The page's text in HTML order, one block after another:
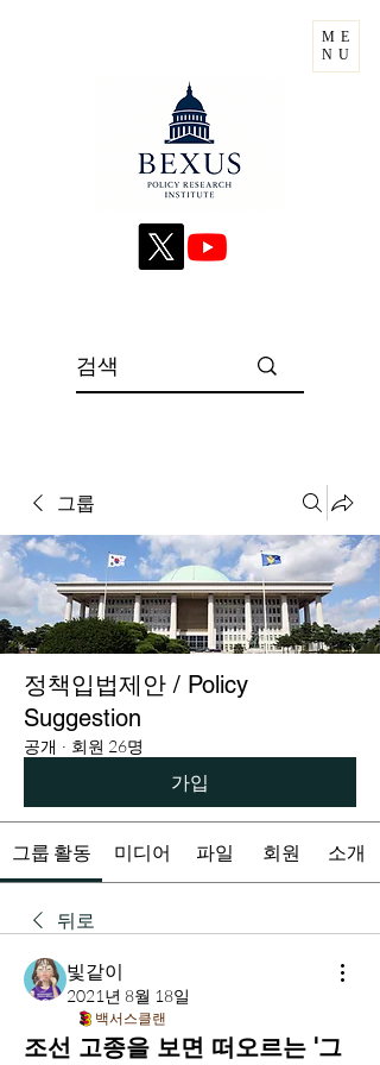
ME
NU
그룹
정책입법제안 / Policy
Suggestion
공개 · 회원 26명
가입
그룹 활동 미디어 파일 회원 소개
뒤로
빛같이
2021년 8월 18일
백서스클랜
조선 고종을 보면 떠오르는 '그